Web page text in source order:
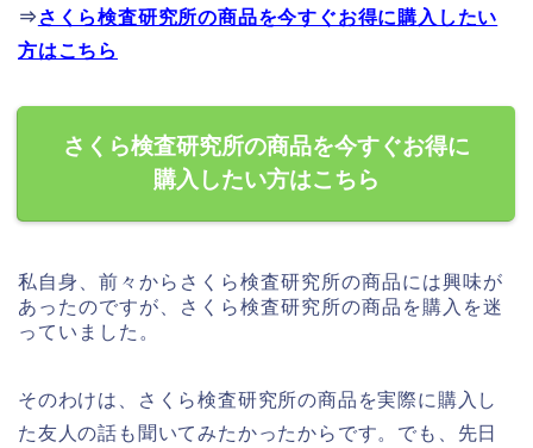
⇒ さくら検査研究所の商品を今すぐお得に購入したい
方はこちら
さくら検査研究所の商品を今すぐお得に
購入したい方はこちら
私自身、前々からさくら検査研究所の商品には興味が
あったのですが、さくら検査研究所の商品を購入を迷
っていました。
そのわけは、さくら検査研究所の商品を実際に購入し
た友人の話も聞いてみたかったからです。でも、先日